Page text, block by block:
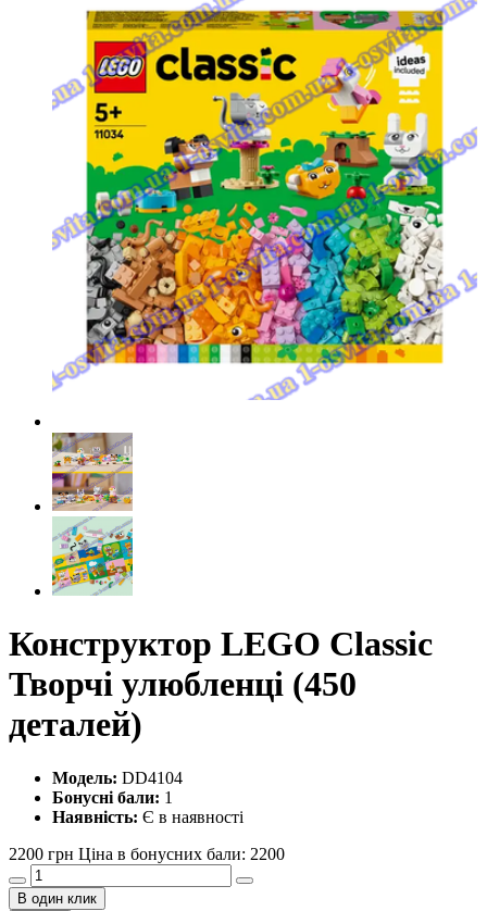
Конструктор LEGO Classic
Творчі улюбленці (450
деталей)
Модель: DD4104
Бонусні бали: 1
Наявність: Є в наявності
2200 грн Ціна в бонусних бали: 2200
В один клик